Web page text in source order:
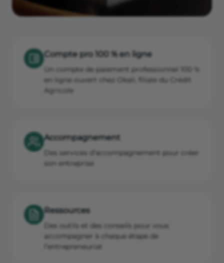
Compte pro 100 % en ligne
Un compte de paiement professionnel 100 %
en ligne ouvert chez Okali, filiale du Crédit
Agricole
Accompagnement
Des services d’accompagnement pour créer
son entreprise
Ressources
Des outils et des conseils pour vous
accompagner à chaque étape de
l’entrepreneuriat